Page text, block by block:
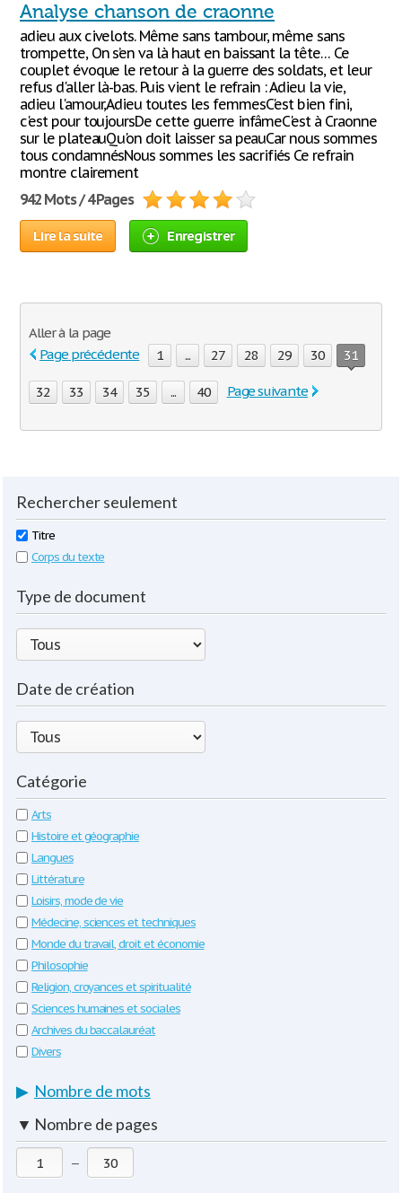
Analyse chanson de craonne
adieu aux civelots. Même sans tambour, même sans
trompette, On s’en va là haut en baissant la tête… Ce
couplet évoque le retour à la guerre des soldats, et leur
refus d'aller là-bas. Puis vient le refrain : Adieu la vie,
adieu l'amour,Adieu toutes les femmesC'est bien fini,
c'est pour toujoursDe cette guerre infâmeC'est à Craonne
sur le plateauQu'on doit laisser sa peauCar nous sommes
tous condamnésNous sommes les sacrifiés Ce refrain
montre clairement
942 Mots / 4 Pages
Lire la suite Enregistrer
Aller à la page
Page précédente
1 ... 27 28 29 30 31
32 33 34 35 ... 40 Page suivante
Rechercher seulement
Titre
Corps du texte
Type de document
Date de création
Catégorie
Arts
Histoire et géographie
Langues
Littérature
Loisirs, mode de vie
Médecine, sciences et techniques
Monde du travail, droit et économie
Philosophie
Religion, croyances et spiritualité
Sciences humaines et sociales
Archives du baccalauréat
Divers
▶ Nombre de mots
▼ Nombre de pages
—